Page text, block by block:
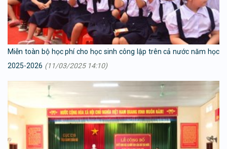
Miễn toàn bộ học phí cho học sinh công lập trên cả nước năm học
2025-2026 (11/03/2025 14:10)